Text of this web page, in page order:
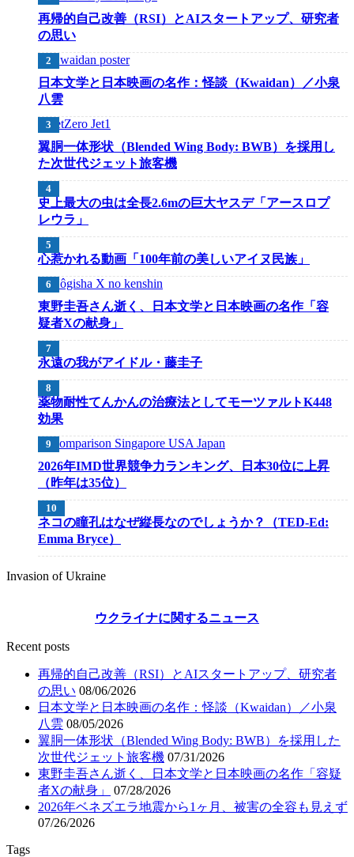
再帰的自己改善（RSI）とAIスタートアップ、研究者
の思い
日本文学と日本映画の名作：怪談（Kwaidan）／小泉
八雲
翼胴一体形状（Blended Wing Body: BWB）を採用し
た次世代ジェット旅客機
史上最大の虫は全長2.6mの巨大ヤスデ「アースロプ
レウラ」
心惹かれる動画「100年前の美しいアイヌ民族」
東野圭吾さん逝く、日本文学と日本映画の名作「容
疑者Xの献身」
永遠の我がアイドル・藤圭子
薬物耐性てんかんの治療法としてモーツァルトK448
効果
2026年IMD世界競争力ランキング、日本30位に上昇
（昨年は35位）
ネコの瞳孔はなぜ縦長なのでしょうか？（TED-Ed:
Emma Bryce）
Invasion of Ukraine
ウクライナに関するニュース
Recent posts
再帰的自己改善（RSI）とAIスタートアップ、研究者
の思い 08/06/2026
日本文学と日本映画の名作：怪談（Kwaidan）／小泉
八雲 08/05/2026
翼胴一体形状（Blended Wing Body: BWB）を採用した
次世代ジェット旅客機 07/31/2026
東野圭吾さん逝く、日本文学と日本映画の名作「容疑
者Xの献身」
07/28/2026
2026年ベネズエラ地震から1ヶ月、被害の全容も見えず
07/26/2026
Tags